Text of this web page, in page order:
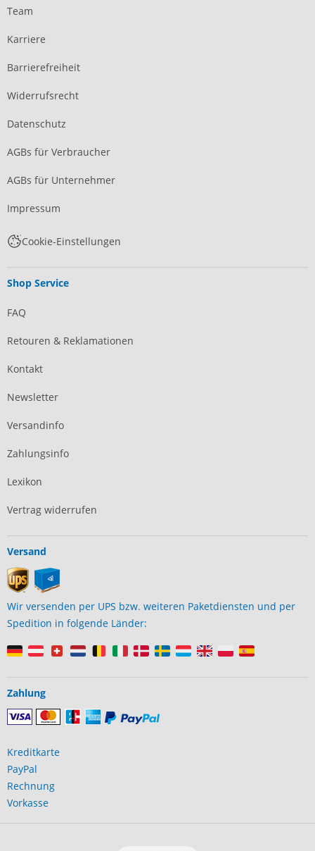
Team
Karriere
Barrierefreiheit
Widerrufsrecht
Datenschutz
AGBs für Verbraucher
AGBs für Unternehmer
Impressum
Cookie-Einstellungen
Shop Service
FAQ
Retouren & Reklamationen
Kontakt
Newsletter
Versandinfo
Zahlungsinfo
Lexikon
Vertrag widerrufen
Versand
Wir versenden per UPS bzw. weiteren Paketdiensten und per
Spedition in folgende Länder:
Zahlung
Kreditkarte
PayPal
Rechnung
Vorkasse